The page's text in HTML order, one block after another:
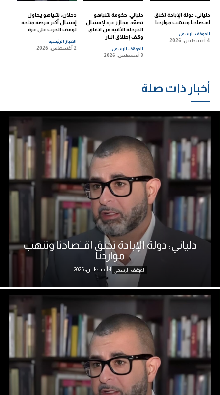
دلياني: دولة الإبادة تخنق
اقتصادنا وتنهب مواردنا
الموقف الرسمي
4 أغسطس، 2026
دلياني: حكومة نتنياهو
تصعّد مجازر غزة لإفشال
المرحلة الثانية من اتفاق
وقف إطلاق النار
الموقف الرسمي
3 أغسطس، 2026
دحلان: نتنياهو يحاول
إفشال أكبر فرصة متاحة
لوقف الحرب على غزة
الاخبار الرئيسية
2 أغسطس، 2026
أخبار ذات صلة
دلياني: دولة الإبادة تخنق اقتصادنا وتنهب
مواردنا
الموقف الرسمي 4 أغسطس، 2026